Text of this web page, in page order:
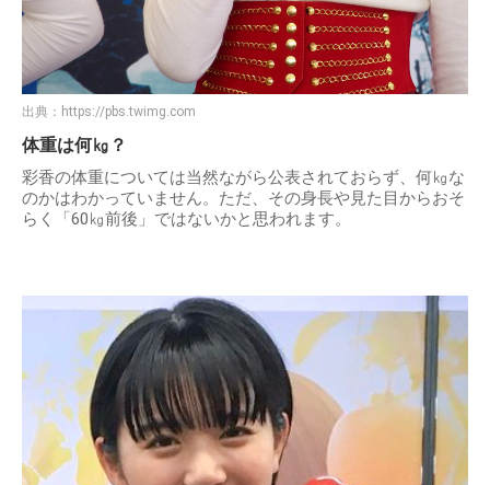
出典： https://pbs.twimg.com
体重は何㎏？
彩香の体重については当然ながら公表されておらず、何㎏な
のかはわかっていません。ただ、その身長や見た目からおそ
らく「60㎏前後」ではないかと思われます。